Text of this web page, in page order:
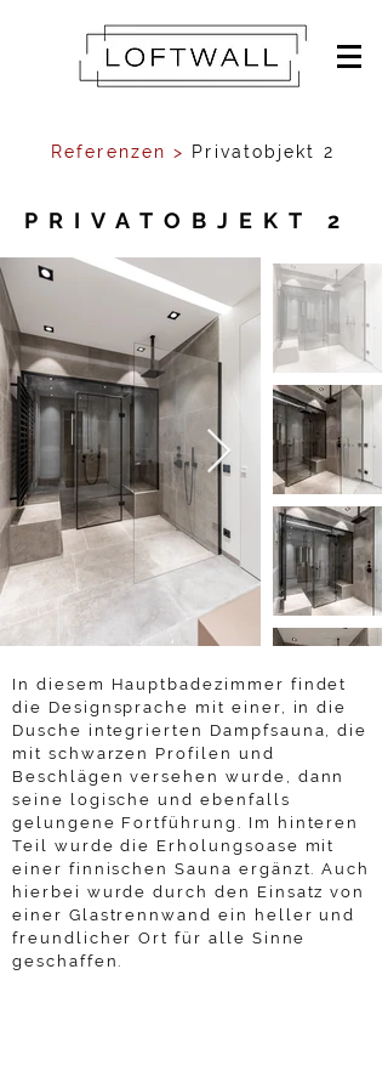
Referenzen > Privatobjekt 2
PRIVATOBJEKT 2
In diesem Hauptbadezimmer findet
die Designsprache mit einer, in die
Dusche integrierten Dampfsauna, die
mit schwarzen Profilen und
Beschlägen versehen wurde, dann
seine logische und ebenfalls
gelungene Fortführung. Im hinteren
Teil wurde die Erholungsoase mit
einer finnischen Sauna ergänzt. Auch
hierbei wurde durch den Einsatz von
einer Glastrennwand ein heller und
freundlicher Ort für alle Sinne
geschaffen.